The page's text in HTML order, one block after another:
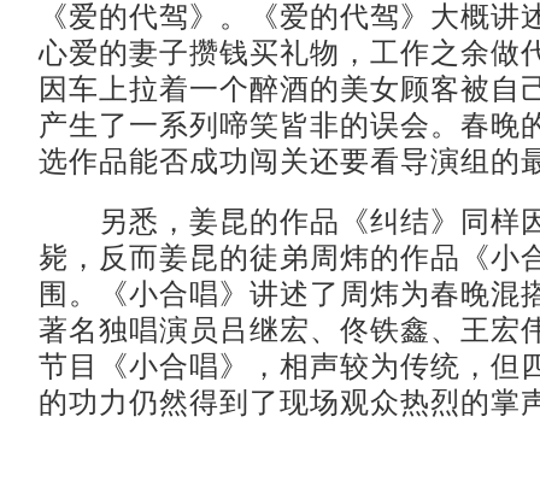
《爱的代驾》。《爱的代驾》大概讲
心爱的妻子攒钱买礼物，工作之余做
因车上拉着一个醉酒的美女顾客被自
产生了一系列啼笑皆非的误会。春晚
选作品能否成功闯关还要看导演组的
另悉，姜昆的作品《纠结》同样
毙，反而姜昆的徒弟周炜的作品《小
围。《小合唱》讲述了周炜为春晚混
著名独唱演员吕继宏、佟铁鑫、王宏
节目《小合唱》，相声较为传统，但
的功力仍然得到了现场观众热烈的掌